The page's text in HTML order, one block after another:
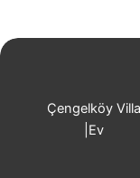
Çengelköy Villa
Ev